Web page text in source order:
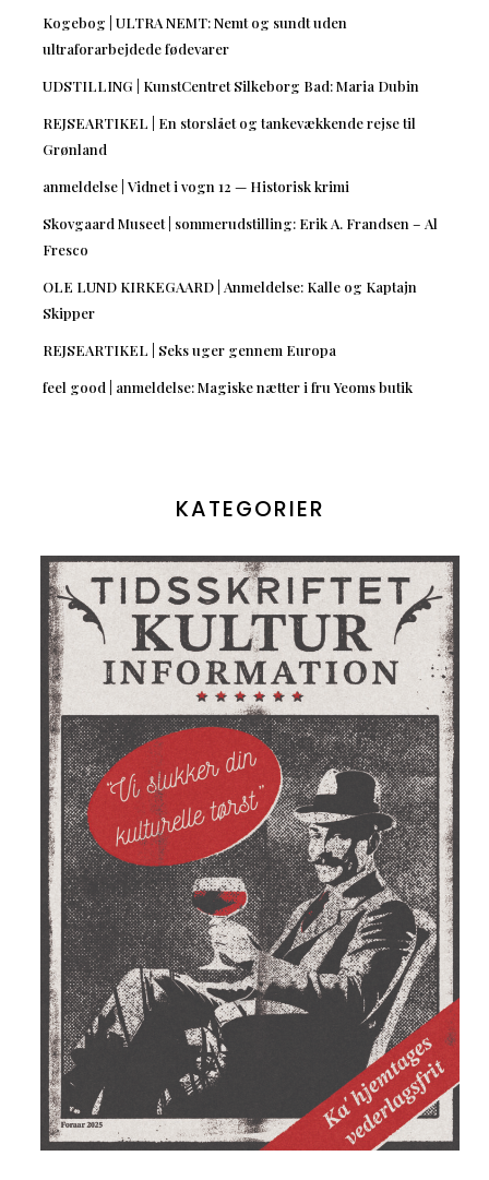
Kogebog | ULTRA NEMT: Nemt og sundt uden
ultraforarbejdede fødevarer
UDSTILLING | KunstCentret Silkeborg Bad: Maria Dubin
REJSEARTIKEL | En storslået og tankevækkende rejse til
Grønland
anmeldelse | Vidnet i vogn 12 — Historisk krimi
Skovgaard Museet | sommerudstilling: Erik A. Frandsen – Al
Fresco
OLE LUND KIRKEGAARD | Anmeldelse: Kalle og Kaptajn
Skipper
REJSEARTIKEL | Seks uger gennem Europa
feel good | anmeldelse: Magiske nætter i fru Yeoms butik
KATEGORIER